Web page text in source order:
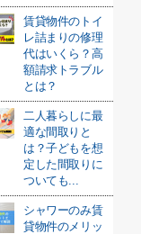
賃貸物件のトイ
レ詰まりの修理
代はいくら？高
額請求トラブル
とは？
二人暮らしに最
適な間取りと
は？子どもを想
定した間取りに
ついても...
シャワーのみ賃
貸物件のメリッ